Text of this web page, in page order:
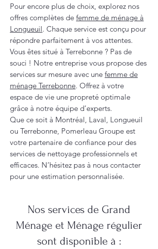
Pour encore plus de choix, explorez nos
offres complètes de femme de ménage à
Longueuil. Chaque service est conçu pour
répondre parfaitement à vos attentes.
Vous êtes situé à Terrebonne ? Pas de
souci ! Notre entreprise vous propose des
services sur mesure avec une femme de
ménage Terrebonne. Offrez à votre
espace de vie une propreté optimale
grâce à notre équipe d’experts.
Que ce soit à Montréal, Laval, Longueuil
ou Terrebonne, Pomerleau Groupe est
votre partenaire de confiance pour des
services de nettoyage professionnels et
efficaces. N’hésitez pas à nous contacter
pour une estimation personnalisée.
Nos services de Grand
Ménage et Ménage régulier
sont disponible à :